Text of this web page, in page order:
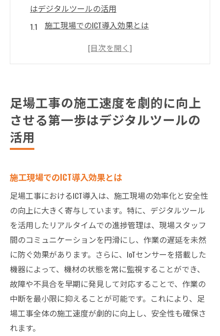
はデジタルツールの活用
施工現場でのICT導入効果とは
デジタルツールがもたらすリアルタイム進
捗管理の利点
シュミレーション技術を活用した作業スケ
ジュールの最適化
リアルタイム進捗管理で足場工事の効率性を高
める方法
進捗管理システムの導入手順とその効果
現場の状況を即座に把握するための技術
データに基づく効率的な作業調整の仕方
進捗管理が現場運営に与える影響
トラブルを未然に防ぐリアルタイム監視の
活用
進捗管理ツール選びのポイント
モジュール化された足場材料が施工速度を改善
足場工事の施工速度を劇的に向上
させる第一歩はデジタルツールの
活用
施工現場でのICT導入効果とは
足場工事におけるICT導入は、施工現場の効率化と安全性
の向上に大きく寄与しています。特に、デジタルツール
を活用したリアルタイムでの進捗管理は、現場スタッフ
間のコミュニケーションを円滑にし、作業の遅延を未然
に防ぐ効果があります。さらに、IoTセンサーを搭載した
機器によって、機材の状態を常に監視することができ、
故障や不具合を早期に発見して対応することで、作業の
中断を最小限に抑えることが可能です。これにより、足
場工事全体の施工速度が劇的に向上し、安全性も確保さ
れます。